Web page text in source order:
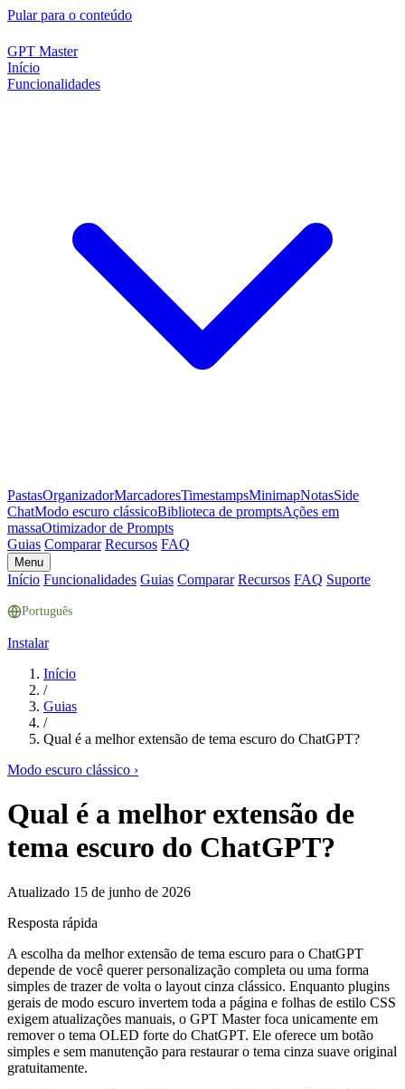
Pular para o conteúdo
GPT Master
Início
Funcionalidades
PastasOrganizadorMarcadoresTimestampsMinimapNotasSide
ChatModo escuro clássicoBiblioteca de promptsAções em
massaOtimizador de Prompts
Guias Comparar Recursos FAQ
Menu
Início Funcionalidades Guias Comparar Recursos FAQ Suporte
Português
Instalar
Início
/
Guias
/
Qual é a melhor extensão de tema escuro do ChatGPT?
Modo escuro clássico ›
Qual é a melhor extensão de
tema escuro do ChatGPT?
Atualizado 15 de junho de 2026
Resposta rápida
A escolha da melhor extensão de tema escuro para o ChatGPT
depende de você querer personalização completa ou uma forma
simples de trazer de volta o layout cinza clássico. Enquanto plugins
gerais de modo escuro invertem toda a página e folhas de estilo CSS
exigem atualizações manuais, o GPT Master foca unicamente em
remover o tema OLED forte do ChatGPT. Ele oferece um botão
simples e sem manutenção para restaurar o tema cinza suave original
gratuitamente.